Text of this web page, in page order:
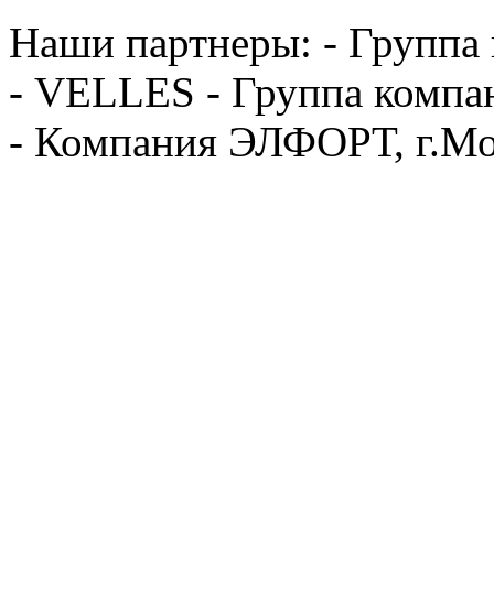
Наши партнеры: -
- VELLES - Группа
- Компания ЭЛФОРТ,